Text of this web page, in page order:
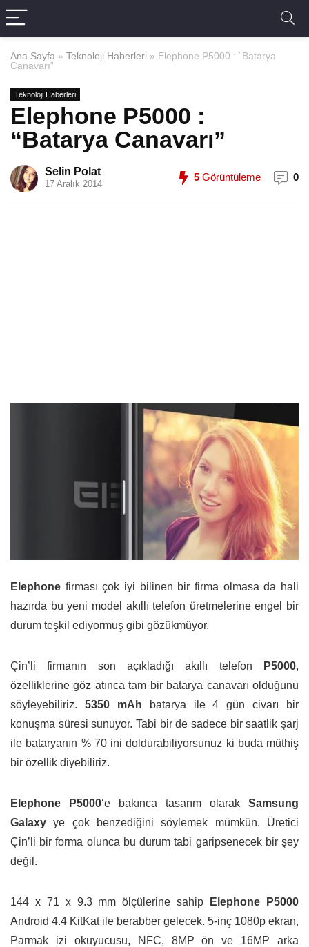
Ana Sayfa » Teknoloji Haberleri » Elephone P5000 : “Batarya
Canavarı”
Teknoloji Haberleri
Elephone P5000 :
“Batarya Canavarı”
Selin Polat
17 Aralık 2014
5 Görüntüleme 0
Elephone firması çok iyi bilinen bir firma olmasa da hali
hazırda bu yeni model akıllı telefon üretmelerine engel bir
durum teşkil ediyormuş gibi gözükmüyor.
Çin’li firmanın son açıkladığı akıllı telefon P5000,
özelliklerine göz atınca tam bir batarya canavarı olduğunu
söyleyebiliriz. 5350 mAh batarya ile 4 gün civarı bir
konuşma süresi sunuyor. Tabi bir de sadece bir saatlik şarj
ile bataryanın % 70 ini doldurabiliyorsunuz ki buda müthiş
bir özellik diyebiliriz.
Elephone P5000‘e bakınca tasarım olarak Samsung
Galaxy ye çok benzediğini söylemek mümkün. Üretici
Çin’li bir forma olunca bu durum tabi garipsenecek bir şey
değil.
144 x 71 x 9.3 mm ölçülerine sahip
Elephone P5000
Android 4.4 KitKat ile berabber gelecek. 5-inç 1080p ekran,
Parmak izi okuyucusu, NFC, 8MP ön ve 16MP arka